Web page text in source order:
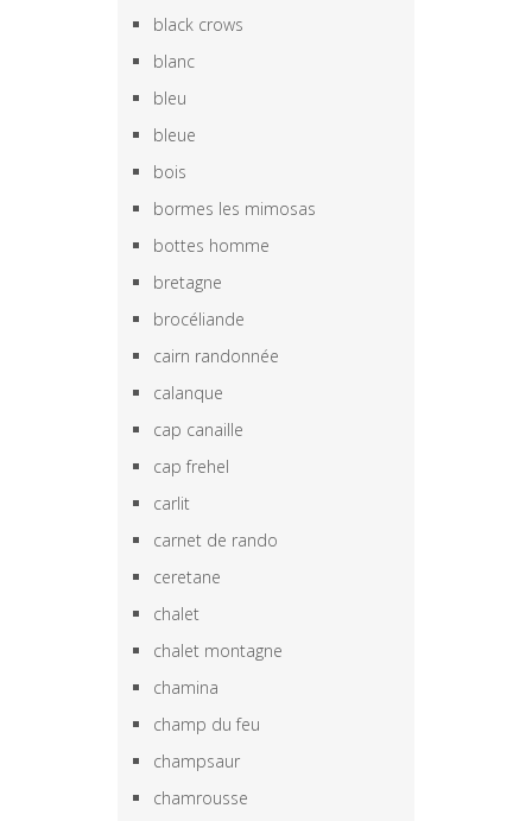
black crows
blanc
bleu
bleue
bois
bormes les mimosas
bottes homme
bretagne
brocéliande
cairn randonnée
calanque
cap canaille
cap frehel
carlit
carnet de rando
ceretane
chalet
chalet montagne
chamina
champ du feu
champsaur
chamrousse